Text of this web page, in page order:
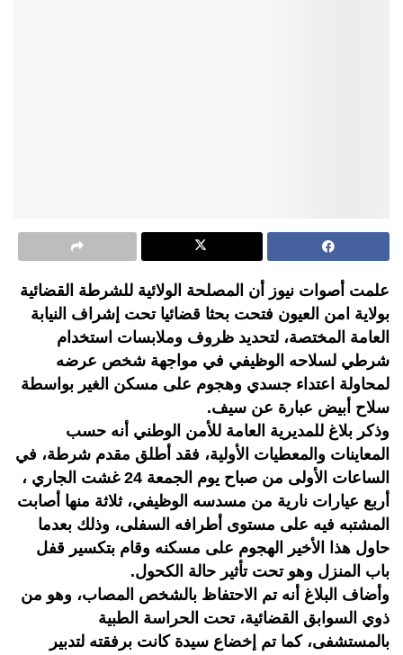
علمت أصوات نيوز أن المصلحة الولائية للشرطة القضائية
بولاية امن العيون فتحت بحثا قضائيا تحت إشراف النيابة
العامة المختصة، لتحديد ظروف وملابسات استخدام
شرطي لسلاحه الوظيفي في مواجهة شخص عرضه
لمحاولة اعتداء جسدي وهجوم على مسكن الغير بواسطة
سلاح أبيض عبارة عن سيف.
وذكر بلاغ للمديرية العامة للأمن الوطني أنه حسب
المعاينات والمعطيات الأولية، فقد أطلق مقدم شرطة، في
الساعات الأولى من صباح يوم الجمعة 24 غشت الجاري ،
أربع عيارات نارية من مسدسه الوظيفي، ثلاثة منها أصابت
المشتبه فيه على مستوى أطرافه السفلى، وذلك بعدما
حاول هذا الأخير الهجوم على مسكنه وقام بتكسير قفل
باب المنزل وهو تحت تأثير حالة الكحول.
وأضاف البلاغ أنه تم الاحتفاظ بالشخص المصاب، وهو من
ذوي السوابق القضائية، تحت الحراسة الطبية
بالمستشفى، كما تم إخضاع سيدة كانت برفقته لتدبير